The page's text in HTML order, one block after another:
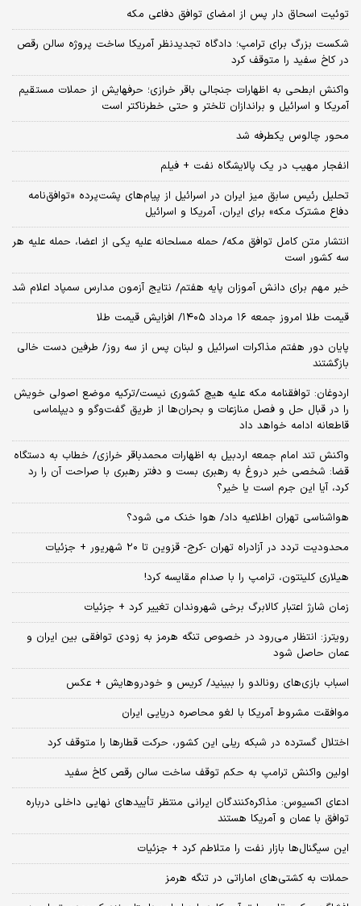
توئیت اسحاق دار پس از امضای توافق دفاعی مکه
شکست بزرگ برای ترامپ؛ دادگاه تجدیدنظر آمریکا ساخت پروژه سالن رقص
در کاخ سفید را متوقف کرد
واکنش ابطحی به اظهارات جنجالی باقر خرازی؛ حرفهایش از حملات مستقیم
آمریکا و اسرائیل و براندازان تلختر و حتی خطرناکتر است
محور چالوس یکطرفه شد
انفجار مهیب در یک پالایشگاه نفت + فیلم
تحلیل رئیس سابق میز ایران در اسرائیل از پیام‌های پشت‌پرده «توافق‌نامه
دفاع مشترک مکه» برای ایران، آمریکا و اسرائیل
انتشار متن کامل توافق مکه/ حمله مسلحانه علیه یکی از اعضا، حمله علیه هر
سه کشور است
خبر مهم برای دانش آموزان پایه هفتم/ نتایج آزمون مدارس سمپاد اعلام شد
قیمت طلا امروز جمعه ۱۶ مرداد ۱۴۰۵/ افزایش قیمت طلا
پایان دور هفتم مذاکرات اسرائیل و لبنان پس از سه روز/ طرفین دست خالی
بازگشتند
اردوغان: توافقنامه مکه علیه هیچ کشوری نیست/ترکیه موضع اصولی خویش
را در قبال حل و فصل منازعات و بحران‌ها از طریق گفت‌وگو و دیپلماسی
قاطعانه ادامه خواهد داد
واکنش تند امام جمعه اردبیل به اظهارات محمدباقر خرازی/ خطاب به دستگاه
قضا: شخصی خبر دروغ به رهبری بست و دفتر رهبری با صراحت آن را رد
کرد، آیا این جرم است یا خیر؟
هواشناسی تهران اطلاعیه داد/ هوا خنک می شود؟
محدودیت تردد در آزادراه تهران -کرج- قزوین تا ۲۰ شهریور + جزئیات
هیلاری کلینتون، ترامپ را با صدام مقایسه کرد!
زمان شارژ اعتبار کالابرگ برخی شهروندان تغییر کرد + جزئیات
رویترز: انتظار می‌رود در خصوص تنگه هرمز به زودی توافقی بین ایران و
عمان حاصل شود
اسباب‌ بازی‌های رونالدو را ببینید/ کریس و خودروهایش + عکس
موافقت مشروط آمریکا با لغو محاصره دریایی ایران
اختلال گسترده در شبکه ریلی این کشور، حرکت قطارها را متوقف کرد
اولین واکنش ترامپ به حکم توقف ساخت سالن رقص کاخ سفید
ادعای اکسیوس: مذاکره‌کنندگان ایرانی منتظر تأییدهای نهایی داخلی درباره
توافق با عمان و آمریکا هستند
این سیگنال‌ها بازار نفت را متلاطم کرد + جزئیات
حملات به کشتی‌های اماراتی در تنگه هرمز